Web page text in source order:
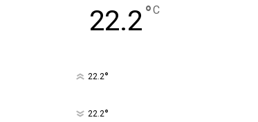
22.2°C
22.2°
22.2°